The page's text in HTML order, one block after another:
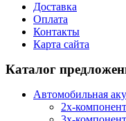
Доставка
Оплата
Контакты
Карта сайта
Каталог
Автомобильная
2х-